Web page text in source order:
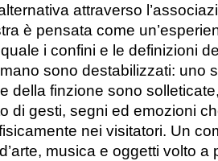
attraverso
è pensata come
i confini e le definizioni
sono destabilizzati: uno
della finzione sono
di gesti, segni ed emozioni
nei visitatori. Un
musica e oggetti volto a